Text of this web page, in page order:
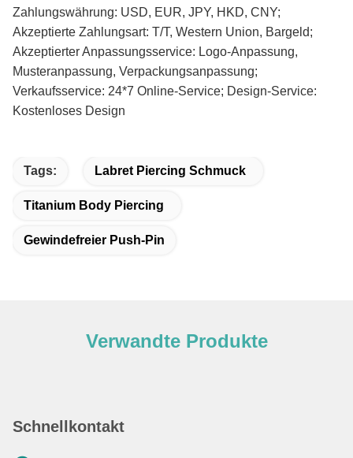
Zahlungswährung: USD, EUR, JPY, HKD, CNY;
Akzeptierte Zahlungsart: T/T, Western Union, Bargeld;
Akzeptierter Anpassungsservice: Logo-Anpassung,
Musteranpassung, Verpackungsanpassung;
Verkaufsservice: 24*7 Online-Service; Design-Service:
Kostenloses Design
Tags: Labret Piercing Schmuck
Titanium Body Piercing
Gewindefreier Push-Pin
Verwandte Produkte
Schnellkontakt